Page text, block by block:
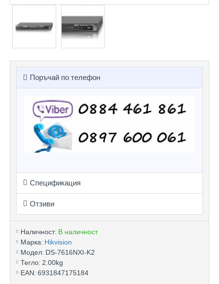
Поръчай по телефон
Спецификация
Отзиви
Наличност: В наличност
Марка: Hikvision
Модел: DS-7616NXI-K2
Тегло: 2.00kg
EAN: 6931847175184